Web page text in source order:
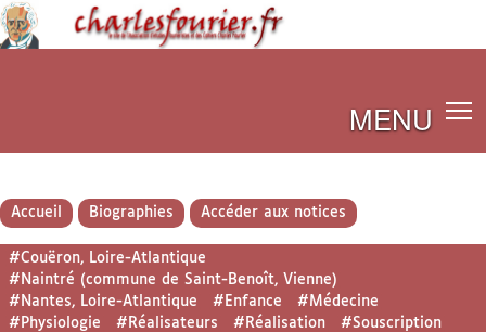
MENU
Accueil Biographies Accéder aux notices
#Couëron, Loire-Atlantique
#Naintré (commune de Saint-Benoît, Vienne)
#Nantes, Loire-Atlantique
#Enfance
#Médecine
#Physiologie
#Réalisateurs #Réalisation
#Souscription